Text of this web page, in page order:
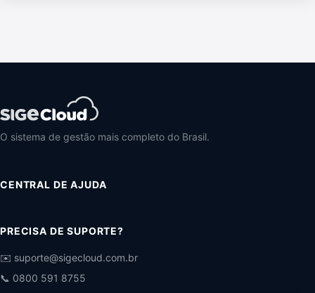
O sistema de gestão mais completo do Brasil.
CENTRAL DE AJUDA
PRECISA DE SUPORTE?
✉️ suporte@sigecloud.com.br
📞 0800 591 8755